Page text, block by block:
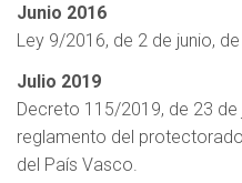
Junio 2016
Ley 9/2016, de 2 de junio,
Julio 2019
Decreto 115/2019, de 23 de
reglamento del
del País Vasco.